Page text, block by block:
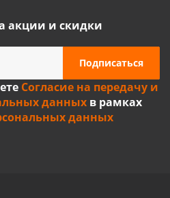
акции и скидки
Согласие на передачу и
данныхв рамках
данных